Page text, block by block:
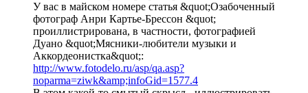
У вас в майском номере статья &quot;Озабоченный
фотограф Анри Картье-Брессон &quot;
проиллистрирована, в частности, фотографией
Дуано &quot;Мясники-любители музыки и
Аккордеонистка&quot;:
http://www.fotodelo.ru/asp/qa.asp?
noparma=ziwk&amp;infoGid=1577.4